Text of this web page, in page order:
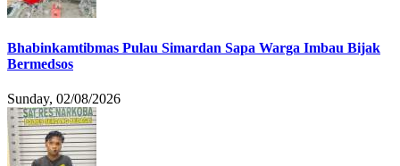
Bhabinkamtibmas Pulau Simardan Sapa Warga Imbau Bijak
Bermedsos
Sunday, 02/08/2026